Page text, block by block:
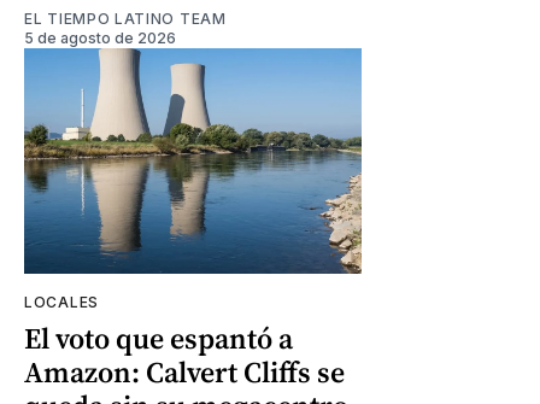
EL TIEMPO LATINO TEAM
5 de agosto de 2026
LOCALES
El voto que espantó a
Amazon: Calvert Cliffs se